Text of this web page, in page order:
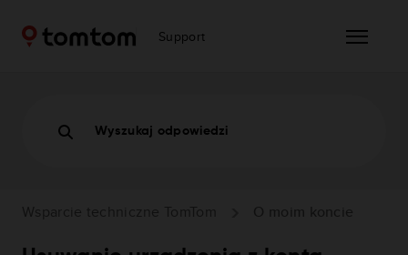
Support
Wyszukaj odpowiedzi